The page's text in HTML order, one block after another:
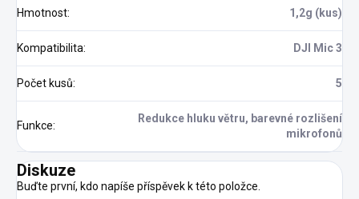
Hmotnost: 1,2g (kus)
Kompatibilita: DJI Mic 3
Počet kusů: 5
Funkce:
Redukce hluku větru, barevné rozlišení
mikrofonů
Diskuze
Buďte první, kdo napíše příspěvek k této položce.